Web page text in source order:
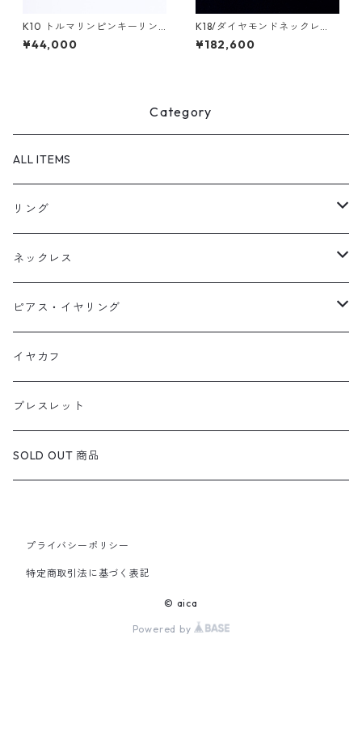
K10 トルマリンピンキーリン
グ/BRAH(ブラフ)
¥44,000
K18/ダイヤモンドネックレ
ス MANDARA（マンダラ）
¥182,600
Category
ALL ITEMS
リング
天然石1点ものリング【Gold】（在庫ありのみ絞込）
天然石1点ものリング【Silver】（在庫ありのみ絞込）
定番リング
ネックレス
天然石1点ものネックレス（在庫ありのみ絞込）
定番ネックレス
ピアス・イヤリング
天然石1点ものピアス（在庫ありのみ絞込）
定番ピアス/イヤリング
イヤカフ
ブレスレット
SOLD OUT 商品
プライバシーポリシー
特定商取引法に基づく表記
© aica
Powered by